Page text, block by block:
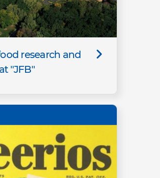
research and
"JFB"